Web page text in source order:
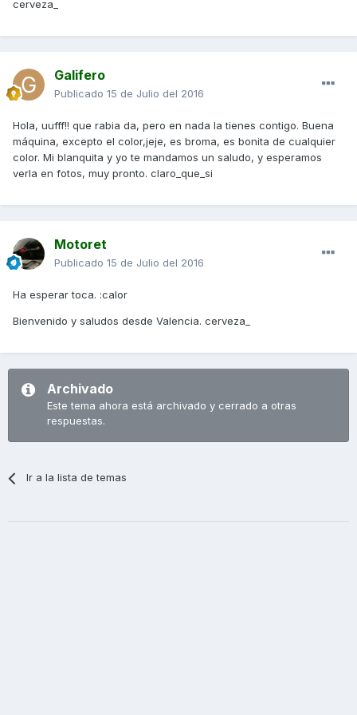
cerveza_
Galifero
Publicado 15 de Julio del 2016
Hola, uufff!! que rabia da, pero en nada la tienes contigo. Buena
máquina, excepto el color,jeje, es broma, es bonita de cualquier
color. Mi blanquita y yo te mandamos un saludo, y esperamos
verla en fotos, muy pronto. claro_que_si
Motoret
Publicado 15 de Julio del 2016
Ha esperar toca. :calor
Bienvenido y saludos desde Valencia. cerveza_
Archivado
Este tema ahora está archivado y cerrado a otras
respuestas.
Ir a la lista de temas